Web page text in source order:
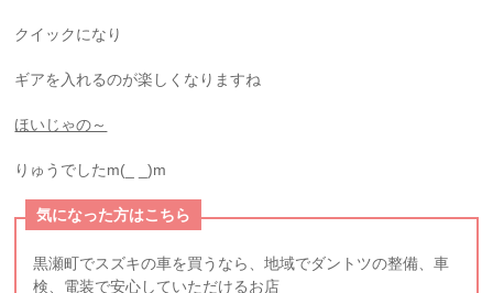
クイックになり
ギアを入れるのが楽しくなりますね
ほいじゃの～
りゅうでしたm(_ _)m
気になった方はこちら
黒瀬町でスズキの車を買うなら、地域でダントツの整備、車
検、電装で安心していただけるお店